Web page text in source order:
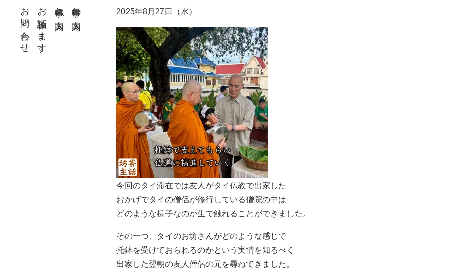
行事の案内
仏事の案内
お話聴きます
お問い合わせ 2025年8月27日（水）
今回のタイ滞在では友人がタイ仏教で出家した
おかげでタイの僧侶が修行している僧院の中は
どのような様子なのか生で触れることができました。
その一つ、タイのお坊さんがどのような感じで
托鉢を受けておられるのかという実情を知るべく
出家した翌朝の友人僧侶の元を尋ねてきました。